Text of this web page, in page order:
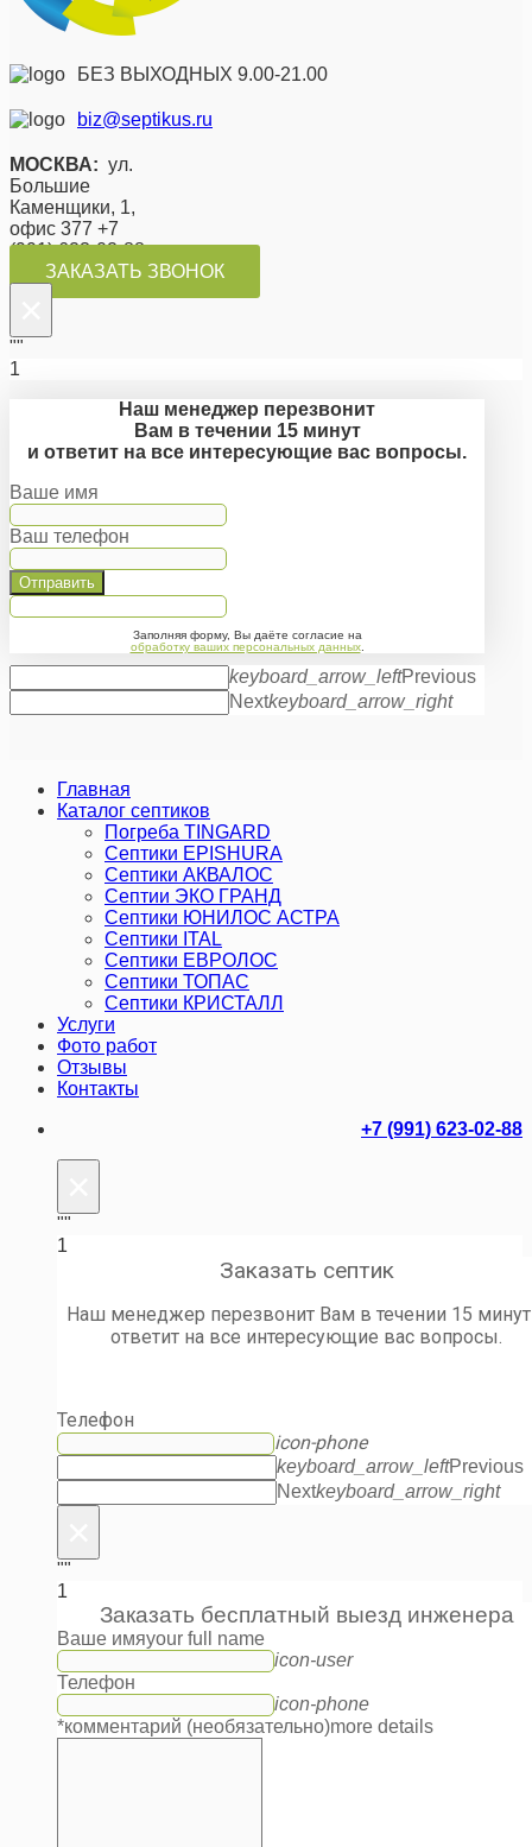
БЕЗ ВЫХОДНЫХ 9.00-21.00
biz@septikus.ru
МОСКВА: ул.
Большие
Каменщики, 1,
офис 377 +7
(991) 623-02-88
ЗАКАЗАТЬ ЗВОНОК
""
1
Наш менеджер перезвонит
Вам в течении 15 минут
и ответит на все интересующие вас вопросы.
Ваше имя
Ваш телефон
Отправить
Заполняя форму, Вы даёте согласие на
обработку ваших персональных данных.
keyboard_arrow_leftPrevious
Nextkeyboard_arrow_right
Главная
Каталог септиков
Погреба TINGARD
Септики EPISHURA
Септики АКВАЛОС
Септии ЭКО ГРАНД
Септики ЮНИЛОС АСТРА
Септики ITAL
Септики ЕВРОЛОС
Септики ТОПАС
Септики КРИСТАЛЛ
Услуги
Фото работ
Отзывы
Контакты
+7 (991) 623-02-88
""
1
Заказать септик
Наш менеджер перезвонит Вам в течении 15
ответит на все интересующие вас вопросы.
Телефон
icon-phone
keyboard_arrow_leftPrevious
Nextkeyboard_arrow_right
""
1
Заказать бесплатный выезд инженера
Ваше имяyour full name
icon-user
Телефон
icon-phone
*комментарий (необязательно)more details